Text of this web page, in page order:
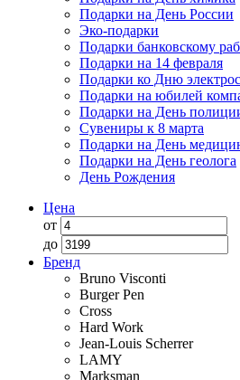
Подарки на День России
Эко-подарки
Подарки банковскому
Подарки на 14 февраля
Подарки ко Дню
Подарки на юбилей
Подарки на День
Сувениры к 8 марта
Подарки на День
Подарки на День геолога
День Рождения
Цена
от
до
Бренд
Bruno Visconti
Burger Pen
Cross
Hard Work
Jean-Louis Scherrer
LAMY
Marksman